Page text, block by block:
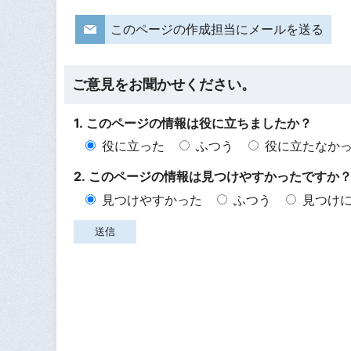
このページの作成担当にメールを送る
ご意見をお聞かせください。
1. このページの情報は役に立ちましたか？
役に立った
ふつう
役に立たなか
2. このページの情報は見つけやすかったですか？
見つけやすかった
ふつう 見つけ